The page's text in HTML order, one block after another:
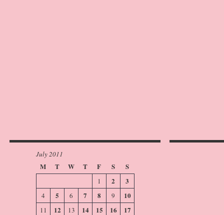
July 2011
M T W T F S S
1 2 3
4 5 6 7 8 9 10
11 12 13 14 15 16 17